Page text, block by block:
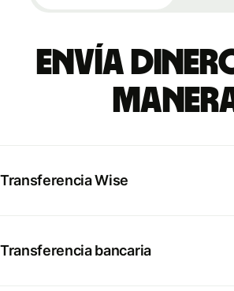
Envía
Transferencia Wise
Transferencia bancaria